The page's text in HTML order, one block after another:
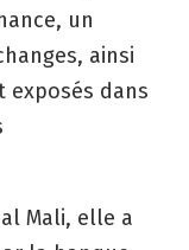
un
ainsi
exposés dans
Mali, elle a